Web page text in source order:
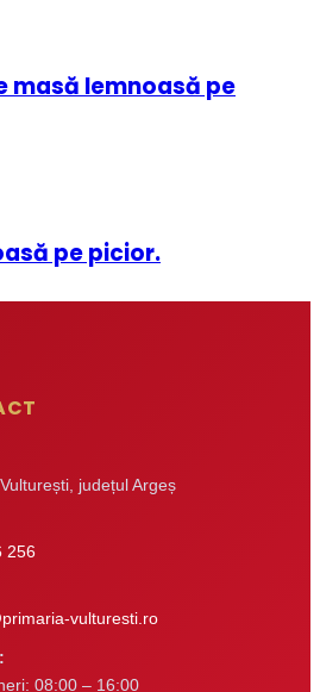
masă lemnoasă pe
pe picior.
județul Argeș
256
vulturesti.ro
08:00 – 16:00